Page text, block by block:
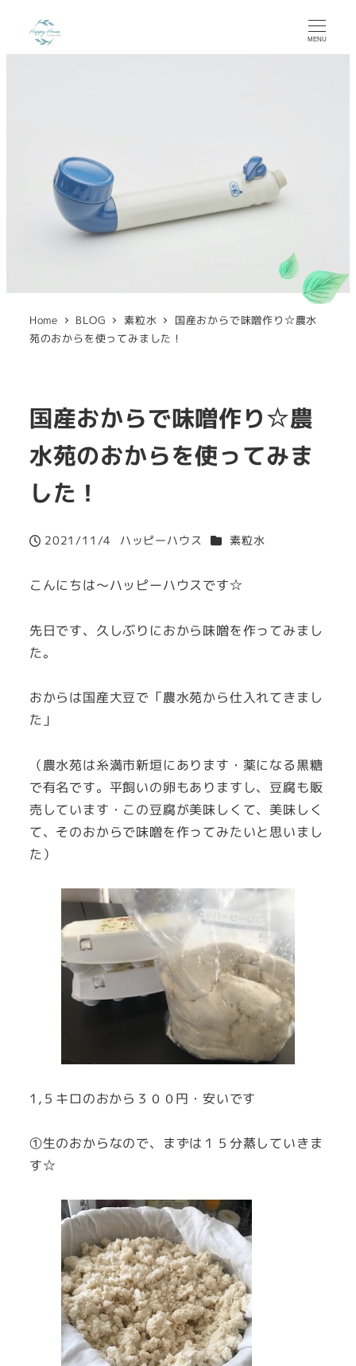
MENU
Home BLOG 素粒水
国産おからで味噌作り☆農水
苑のおからを使ってみました！
国産おからで味噌作り☆農
水苑のおからを使ってみま
した！
投稿日
2021/11/4
著
ハッピーハウス カテゴリー
素粒水
こんにちは～ハッピーハウスです☆
先日です、久しぶりにおから味噌を作ってみまし
た。
おからは国産大豆で「農水苑から仕入れてきまし
た」
（農水苑は糸満市新垣にあります・薬になる黒糖
で有名です。平飼いの卵もありますし、豆腐も販
売しています・この豆腐が美味しくて、美味しく
て、そのおからで味噌を作ってみたいと思いまし
た）
1,５キロのおから３００円・安いです
①生のおからなので、まずは１５分蒸していきま
す☆